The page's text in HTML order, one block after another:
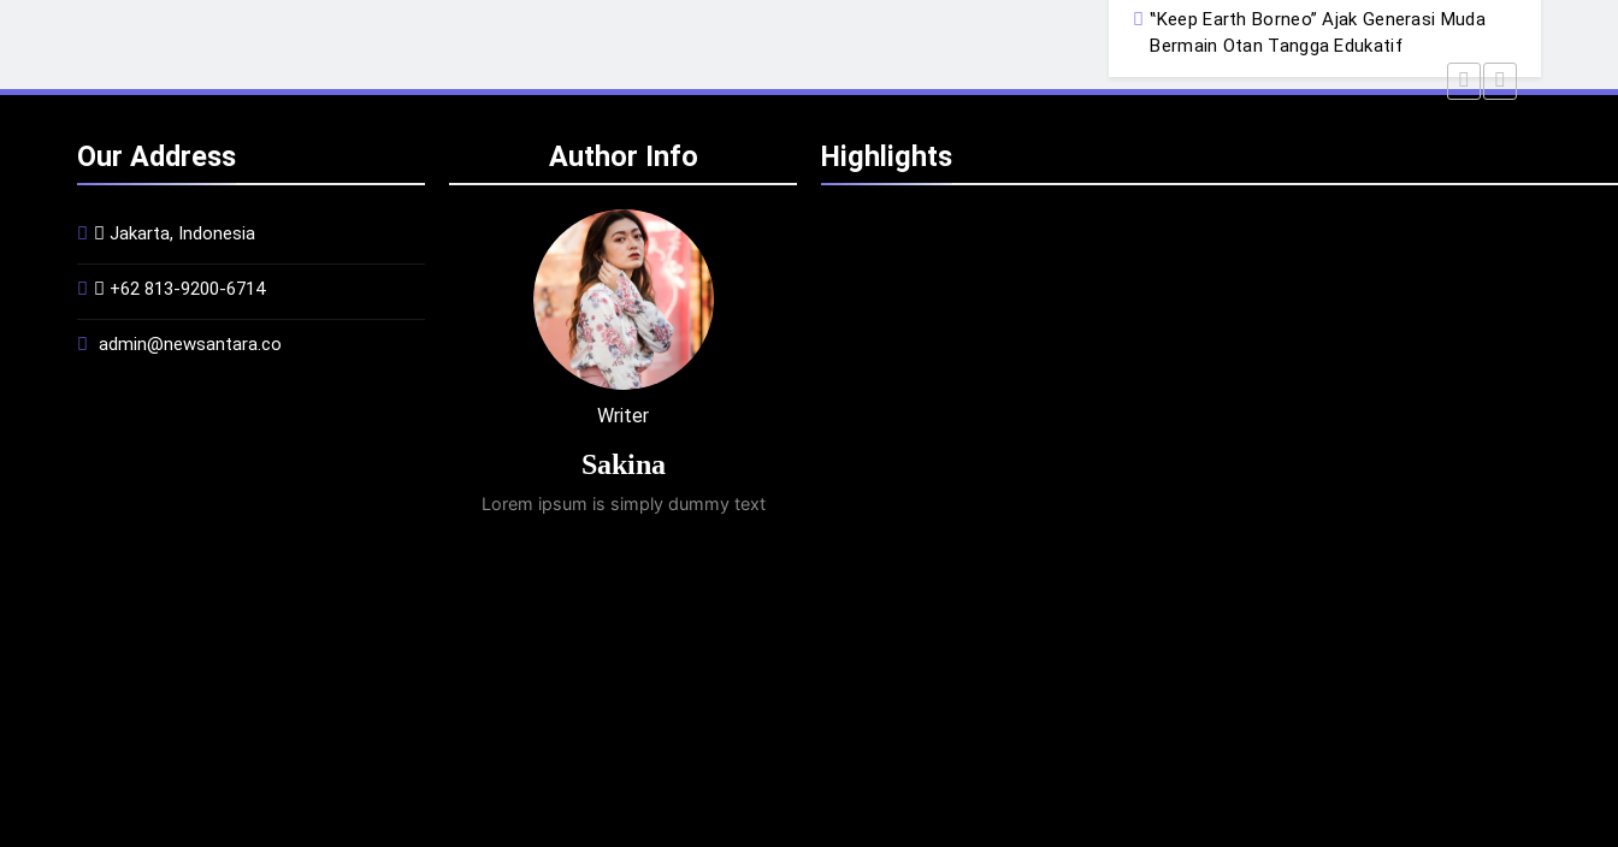
‟Keep Earth Borneo” Ajak Generasi Muda
Bermain Otan Tangga Edukatif
Our Address
Jakarta, Indonesia
+62 813-9200-6714
admin@newsantara.co
Author Info
Writer
Sakina
Lorem ipsum is simply dummy text
Highlights